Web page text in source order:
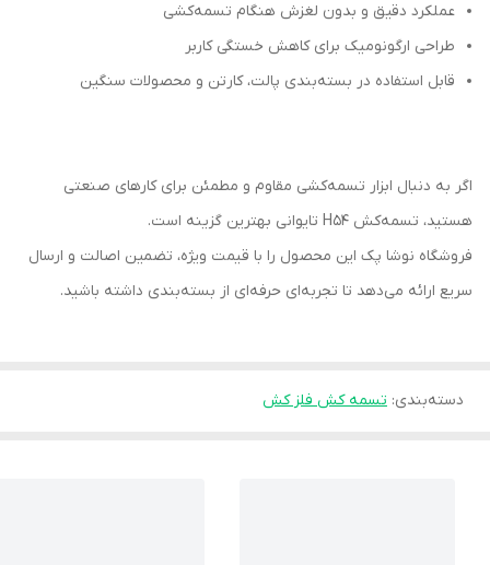
عملکرد دقیق و بدون لغزش هنگام تسمه‌کشی
طراحی ارگونومیک برای کاهش خستگی کاربر
قابل استفاده در بسته‌بندی پالت، کارتن و محصولات سنگین
اگر به دنبال ابزار تسمه‌کشی مقاوم و مطمئن برای کارهای صنعتی
هستید، تسمه‌کش H54 تایوانی بهترین گزینه است.
فروشگاه نوشا پک این محصول را با قیمت ویژه، تضمین اصالت و ارسال
سریع ارائه می‌دهد تا تجربه‌ای حرفه‌ای از بسته‌بندی داشته باشید.
دسته‌بندی: تسمه کش فلز کش